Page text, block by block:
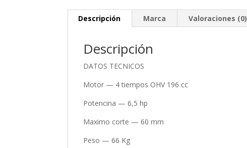
Descripción Marca Valoraciones (0)
Descripción
DATOS TECNICOS
Motor — 4 tiempos OHV 196 cc
Potencina — 6,5 hp
Maximo corte — 60 mm
Peso — 66 Kg